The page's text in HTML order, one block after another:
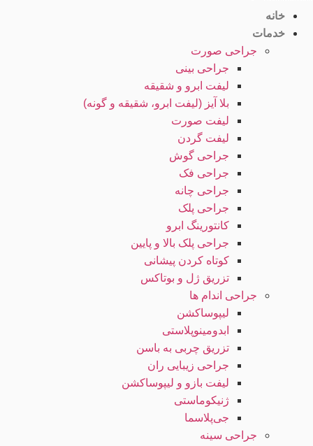
خانه
خدمات
جراحی صورت
جراحی بینی
لیفت ابرو و شقیقه
بلا آیز (لیفت ابرو، شقیقه و گونه)
لیفت صورت
لیفت گردن
جراحی گوش
جراحی فک
جراحی چانه
جراحی پلک
کانتورینگ ابرو
جراحی پلک بالا و پایین
کوتاه کردن پیشانی
تزریق ژل و بوتاکس
جراحی اندام ها
لیپوساکشن
ابدومینوپلاستی
تزریق چربی به باسن
جراحی زیبایی ران
لیفت بازو و لیپوساکشن
ژنیکوماستی
جی‌پلاسما
جراحی سینه